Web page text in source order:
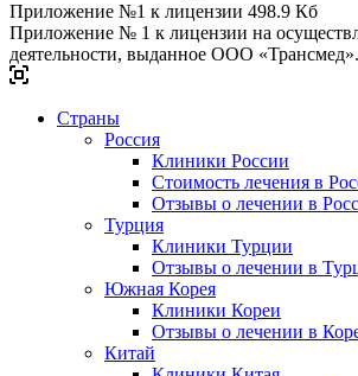
Приложение №1 к лицензии 498.9 Кб
Приложение № 1 к лицензии на
деятельности, выданное ООО «Трансмед».
Страны
Россия
Клиники России
Стоимость лечения в
Отзывы о лечении в
Турция
Клиники Турции
Отзывы о лечении в
Южная Корея
Клиники Кореи
Отзывы о лечении в
Китай